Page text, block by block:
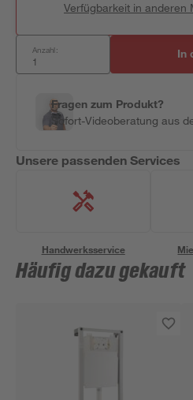
Verfügbarkeit in anderen
Anzahl: In
Fragen zum Produkt?
Sofort-Videoberatung aus
Unsere passenden Services
Handwerksservice
Häufig dazu gekauft